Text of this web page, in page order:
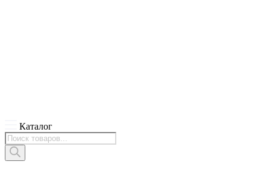
Каталог
Поиск
товаров